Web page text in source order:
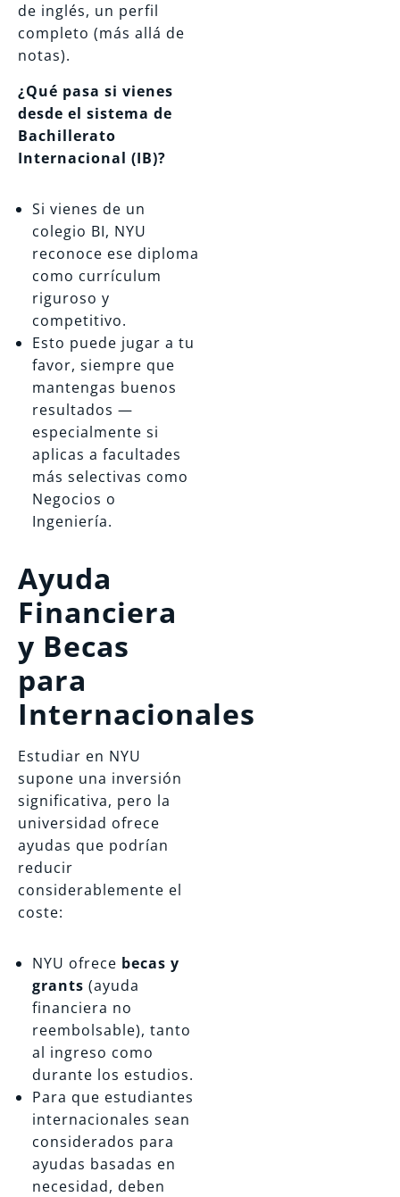
de inglés, un perfil
completo (más allá de
notas).
¿Qué pasa si vienes
desde el sistema de
Bachillerato
Internacional (IB)?
Si vienes de un
colegio BI, NYU
reconoce ese diploma
como currículum
riguroso y
competitivo.
Esto puede jugar a tu
favor, siempre que
mantengas buenos
resultados —
especialmente si
aplicas a facultades
más selectivas como
Negocios o
Ingeniería.
Ayuda
Financiera
y Becas
para
Internacionales
Estudiar en NYU
supone una inversión
significativa, pero la
universidad ofrece
ayudas que podrían
reducir
considerablemente el
coste:
NYU ofrece becas y
grants (ayuda
financiera no
reembolsable), tanto
al ingreso como
durante los estudios.
Para que estudiantes
internacionales sean
considerados para
ayudas basadas en
necesidad, deben